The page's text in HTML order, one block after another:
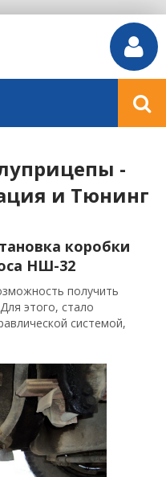
-
и Тюнинг
коробки
НШ-32
получить
этого, стало
системой,